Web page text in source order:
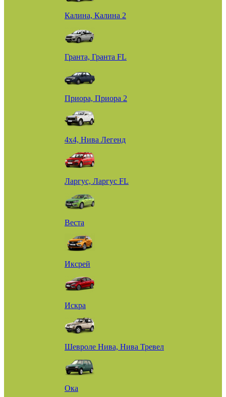
Калина, Калина 2
Гранта, Гранта FL
Приора, Приора 2
4х4, Нива Легенд
Ларгус, Ларгус FL
Веста
Иксрей
Искра
Шевроле Нива, Нива Тревел
Ока